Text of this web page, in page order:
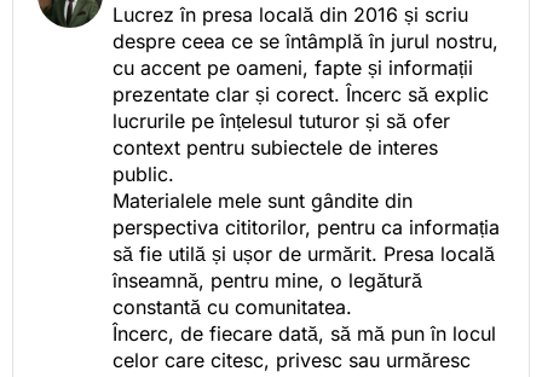
Lucrez în presa locală din 2016 și scriu
despre ceea ce se întâmplă în jurul nostru,
cu accent pe oameni, fapte și informații
prezentate clar și corect. Încerc să explic
lucrurile pe înțelesul tuturor și să ofer
context pentru subiectele de interes
public.
Materialele mele sunt gândite din
perspectiva cititorilor, pentru ca informația
să fie utilă și ușor de urmărit. Presa locală
înseamnă, pentru mine, o legătură
constantă cu comunitatea.
Încerc, de fiecare dată, să mă pun în locul
celor care citesc, privesc sau urmăresc